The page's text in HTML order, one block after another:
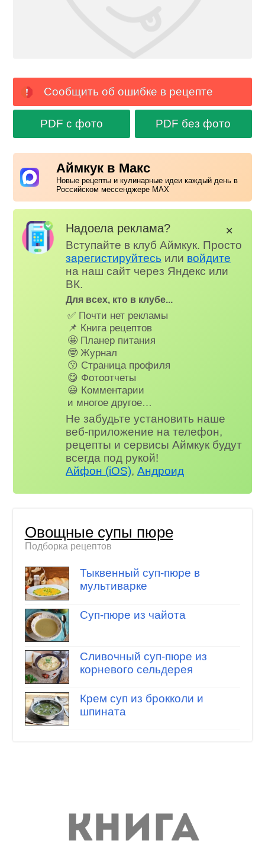
Сообщить об ошибке в рецепте
PDF с фото PDF без фото
Аймкук в Макс
Новые рецепты и кулинарные идеи каждый день в
Российском мессенджере MAX
Надоела реклама?
Вступайте в клуб Аймкук. Просто
зарегистируйтесь или войдите
на наш сайт через Яндекс или
ВК.
Для всех, кто в клубе...
✅ Почти нет рекламы
📌 Книга рецептов
🤩 Планер питания
🤓 Журнал
😗 Страница профиля
😋 Фотоотчеты
😃 Комментарии
и многое другое…
Не забудьте установить наше
веб-приложение на телефон,
рецепты и сервисы Аймкук будут
всегда под рукой!
Айфон (iOS),Андроид
✕
Овощные супы пюре
Подборка рецептов
Тыквенный суп-пюре в
мультиварке
Суп-пюре из чайота
Сливочный суп-пюре из
корневого сельдерея
Крем суп из брокколи и
шпината